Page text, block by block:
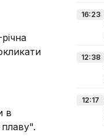
в
16:23
12:38
12:17